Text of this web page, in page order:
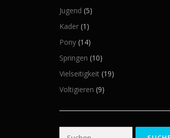
Jugend (5)
Kader (1)
Pony (14)
Springen (10)
Vielseitigkeit (19)
Voltigieren (9)